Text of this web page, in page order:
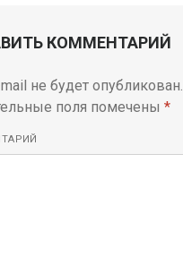
КОММЕНТАРИЙ
не будет опубликован.
поля помечены *